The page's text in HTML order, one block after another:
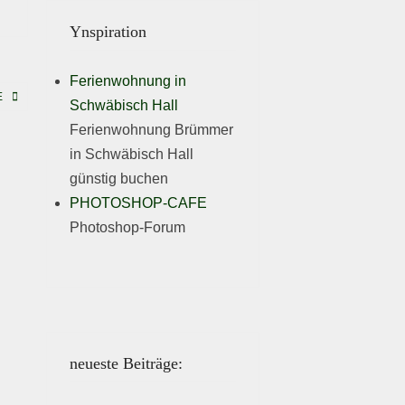
Ynspiration
Ferienwohnung in
Schwäbisch Hall
Ferienwohnung Brümmer
in Schwäbisch Hall
günstig buchen
PHOTOSHOP-CAFE
Photoshop-Forum
neueste Beiträge: